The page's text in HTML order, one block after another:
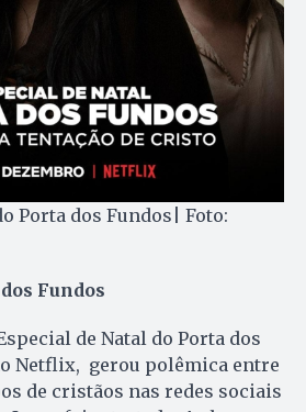
Porta dos Fundos| Foto:
Fundos
de Natal do Porta dos
Netflix, gerou polêmica entre
de cristãos nas redes sociais